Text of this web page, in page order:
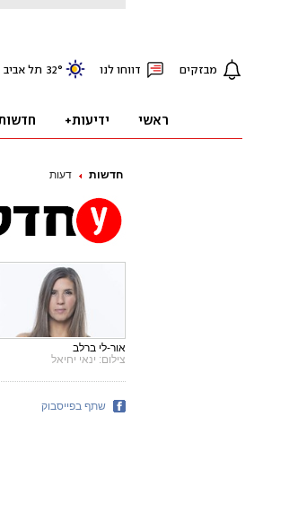
חדשות דעות
אור-לי ברלב
צילום: ינאי יחיאל
שתף בפייסבוק